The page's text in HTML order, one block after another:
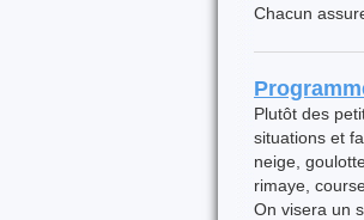
Chacun
Plutôt des
situations et
neige,
rimaye,
On visera un